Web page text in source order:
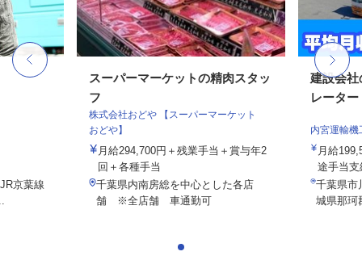
京葉線
スーパーマーケットの精肉スタッ
フ
株式会社おどや 【スーパーマーケット
おどや】
月給294,700円＋残業手当＋賞与年2
回＋各種手当
千葉県内南房総を中心とした各店
舗 ※全店舗 車通勤可
建設会社
レーター
内宮運輸機
月給
途手当
千葉県市
城県那珂